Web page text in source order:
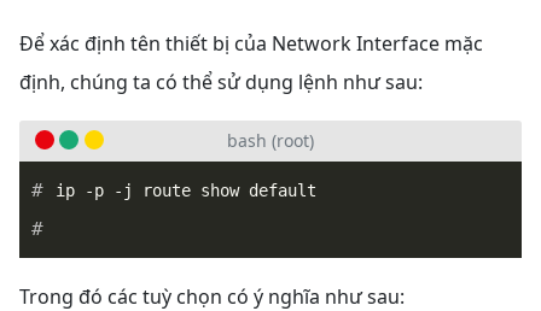
Để xác định tên thiết bị của Network Interface mặc
định, chúng ta có thể sử dụng lệnh như sau:
bash (root)
Trong đó các tuỳ chọn có ý nghĩa như sau: